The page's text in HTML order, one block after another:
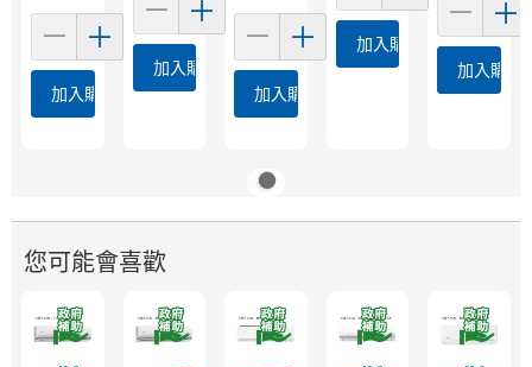
加入購物車
加入購物車
加入購物車
加入購物車
加入購物
您可能會喜歡